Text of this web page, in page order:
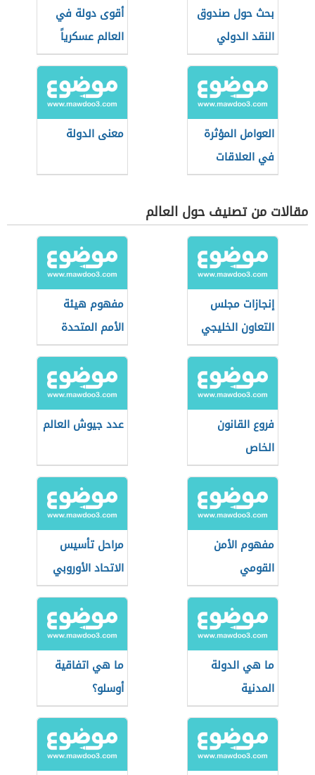
بحث حول صندوق
النقد الدولي
أقوى دولة في
العالم عسكرياً
العوامل المؤثرة
في العلاقات
الدولية
معنى الدولة
مقالات من تصنيف حول العالم
إنجازات مجلس
التعاون الخليجي
مفهوم هيئة
الأمم المتحدة
فروع القانون
الخاص
عدد جيوش العالم
مفهوم الأمن
القومي
مراحل تأسيس
الاتحاد الأوروبي
ما هي الدولة
المدنية
ما هي اتفاقية
أوسلو؟